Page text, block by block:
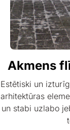
Akmens
Estētiski un
arhitektūras
un stabi uzlabo